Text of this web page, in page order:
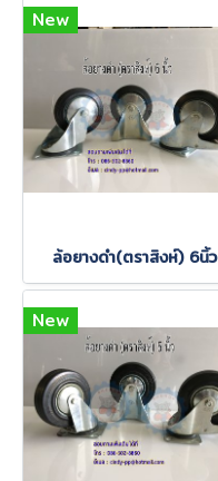
New
ล้อยางดำ(ตราสิงห์) 6นิ้ว
New